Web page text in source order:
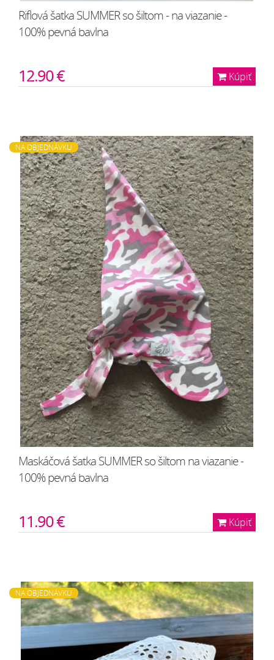
Riflová šatka SUMMER so šiltom - na viazanie -
100% pevná bavlna
Kúpiť
12.90 €
NA OBJEDNÁVKU
Maskáčová šatka SUMMER so šiltom na viazanie -
100% pevná bavlna
Kúpiť
11.90 €
NA OBJEDNÁVKU